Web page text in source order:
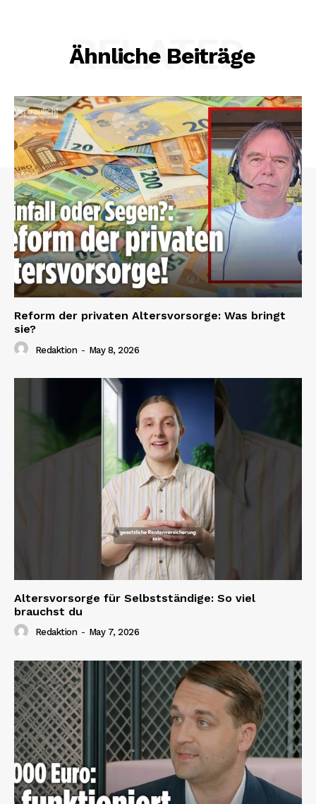
Ähnliche Beiträge
RELATED
Reform der privaten Altersvorsorge: Was bringt
sie?
Redaktion - May 8, 2026
Altersvorsorge für Selbstständige: So viel
brauchst du
Redaktion - May 7, 2026